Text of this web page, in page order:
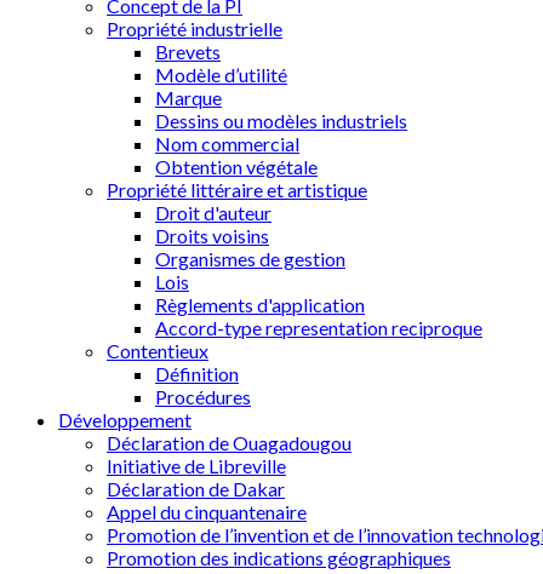
Concept de la PI
Propriété industrielle
Brevets
Modèle d’utilité
Marque
Dessins ou modèles industriels
Nom commercial
Obtention végétale
Propriété littéraire et artistique
Droit d'auteur
Droits voisins
Organismes de gestion
Lois
Règlements d'application
Accord-type representation reciproque
Contentieux
Définition
Procédures
Développement
Déclaration de Ouagadougou
Initiative de Libreville
Déclaration de Dakar
Appel du cinquantenaire
Promotion de l’invention et de l’innovation
Promotion des indications géographiques